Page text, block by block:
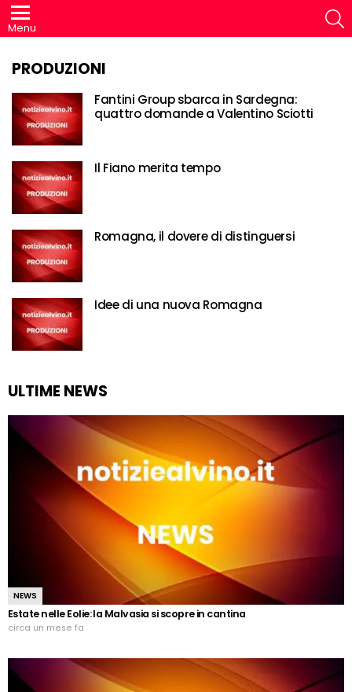
Menu
PRODUZIONI
Fantini Group sbarca in Sardegna:
quattro domande a Valentino Sciotti
Il Fiano merita tempo
Romagna, il dovere di distinguersi
Idee di una nuova Romagna
ULTIME NEWS
NEWS
Estate nelle Eolie: la Malvasia si scopre in cantina
circa un mese fa